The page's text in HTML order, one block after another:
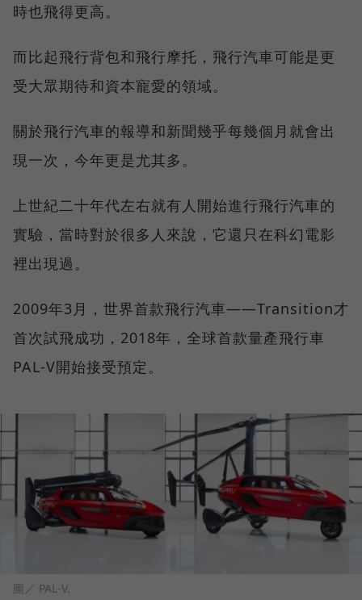
時也飛得更高。
而比起飛行背包和飛行摩托，飛行汽車可能是更
受大眾期待和資本寵愛的領域。
關於飛行汽車的報導和新聞幾乎每幾個月就會出
現一次，今年更是尤其多。
上世紀二十年代左右就有人開始進行飛行汽車的
實驗，當時對於很多人來說，它還只在科幻電影
裡出現過。
2009年3月，世界首款飛行汽車——Transition才
首次試飛成功，2018年，全球首款量產飛行車
PAL-V開始接受預定。
圖／ PAL-V.